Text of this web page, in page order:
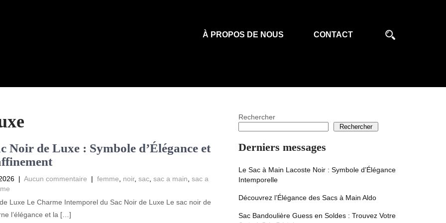
À PROPOS DE NOUS CONTACT
Noir de Luxe : Symbole d’Élégance et
| Aucun commentaire | femme noir, sac, sac a main sac a
Luxe Le Charme Intemporel du Sac Noir de Luxe Le sac noir de
l’élégance et la […]
Rechercher
Rechercher
Derniers messages
Le Sac à Main Lacoste Noir : Symbole d’Élégance
Intemporelle
Découvrez l’Élégance des Sacs à Main Aldo
Sac Bandoulière Guess en Soldes : Trouvez Votre